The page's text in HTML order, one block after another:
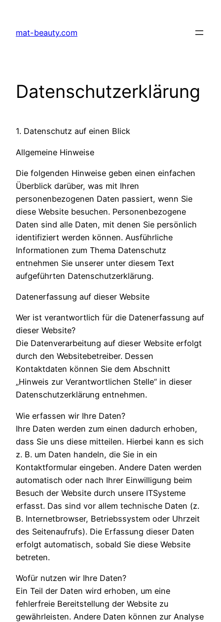
springen
mat-beauty.com
Datenschutzerklärung
1. Datenschutz auf einen Blick
Allgemeine Hinweise
Die folgenden Hinweise geben einen einfachen
Überblick darüber, was mit Ihren
personenbezogenen Daten passiert, wenn Sie
diese Website besuchen. Personenbezogene
Daten sind alle Daten, mit denen Sie persönlich
identifiziert werden können. Ausführliche
Informationen zum Thema Datenschutz
entnehmen Sie unserer unter diesem Text
aufgeführten Datenschutzerklärung.
Datenerfassung auf dieser Website
Wer ist verantwortlich für die Datenerfassung auf
dieser Website?
Die Datenverarbeitung auf dieser Website erfolgt
durch den Websitebetreiber. Dessen
Kontaktdaten können Sie dem Abschnitt
„Hinweis zur Verantwortlichen Stelle“ in dieser
Datenschutzerklärung entnehmen.
Wie erfassen wir Ihre Daten?
Ihre Daten werden zum einen dadurch erhoben,
dass Sie uns diese mitteilen. Hierbei kann es sich
z. B. um Daten handeln, die Sie in ein
Kontaktformular eingeben. Andere Daten werden
automatisch oder nach Ihrer Einwilligung beim
Besuch der Website durch unsere ITSysteme
erfasst. Das sind vor allem technische Daten (z.
B. Internetbrowser, Betriebssystem oder Uhrzeit
des Seitenaufrufs). Die Erfassung dieser Daten
erfolgt automatisch, sobald Sie diese Website
betreten.
Wofür nutzen wir Ihre Daten?
Ein Teil der Daten wird erhoben, um eine
fehlerfreie Bereitstellung der Website zu
gewährleisten. Andere Daten können zur Analyse